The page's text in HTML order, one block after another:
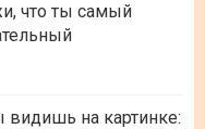
что ты самый
видишь на картинке: